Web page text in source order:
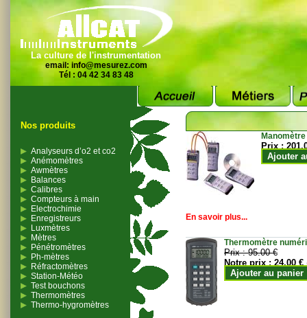
La culture de l'instrumentation
email: info@mesurez.com
Tél : 04 42 34 83 48
Nos produits
Analyseurs d’o2 et co2
Anémomètres
Awmètres
Balances
Calibres
Compteurs à main
Electrochimie
Enregistreurs
Luxmètres
Mètres
Pénétromètres
Ph-mètres
Réfractomètres
Station-Météo
Test bouchons
Thermomètres
Thermo-hygromètres
Prix :
Ajouter
En savoir plus...
Thermomètre
Prix :95.00 €
Notre prix :24.00 €
Ajouter au panier